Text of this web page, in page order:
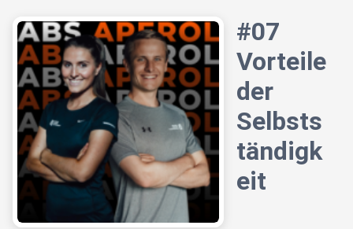
#07
Vorteile
der
Selbsts
tändigk
eit